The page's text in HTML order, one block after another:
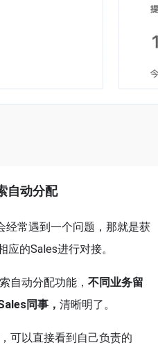
自动分配
经常遇到一个问题，那就是获
的Sales进行对接。
自动分配功能， 不同业务留
同事， 清晰明了。
可以直接看到自己负责的